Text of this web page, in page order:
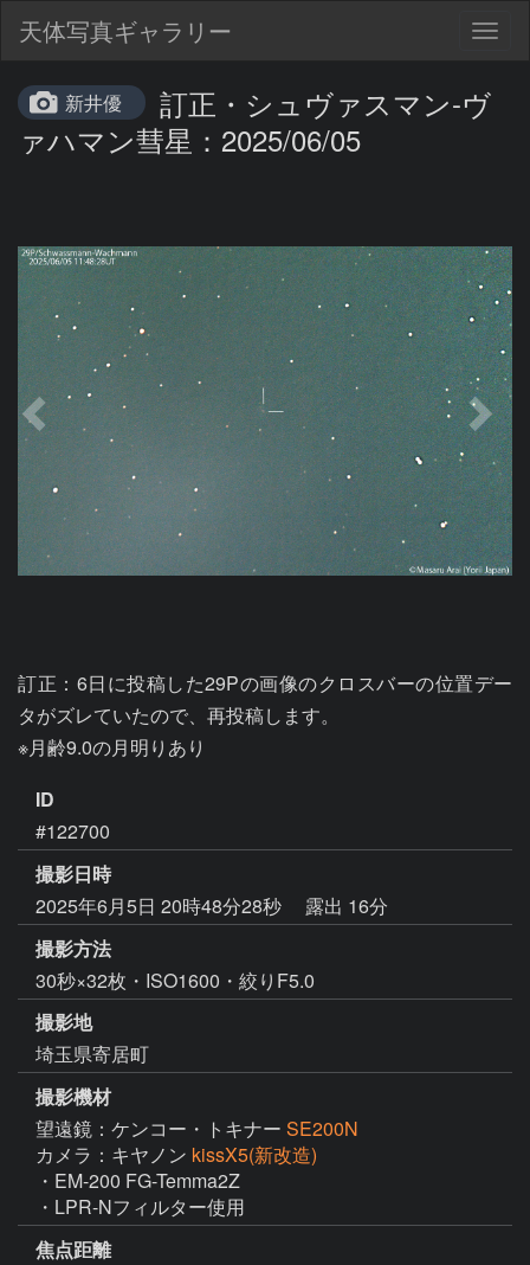
天体写真ギャラリー
新井優
訂正・シュヴァスマン-ヴ
ァハマン彗星：2025/06/05
訂正：6日に投稿した29Pの画像のクロスバーの位置デー
タがズレていたので、再投稿します。
※月齢9.0の月明りあり
ID
#122700
撮影日時
2025年6月5日 20時48分28秒
露出 16分
撮影方法
30秒×32枚・ISO1600・絞りF5.0
撮影地
埼玉県寄居町
撮影機材
望遠鏡：ケンコー・トキナー SE200N
カメラ：キヤノン kissX5(新改造)
・EM-200 FG-Temma2Z
・LPR-Nフィルター使用
焦点距離